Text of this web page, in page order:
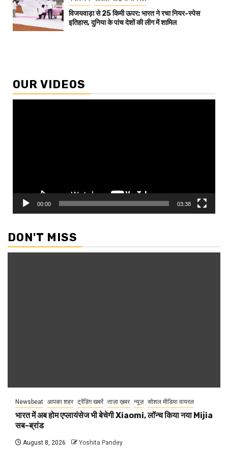
विजयवाड़ा से 25 किमी ऊपर: भारत ने रचा नियर-स्पेस
इतिहास, दुनिया के पांच देशों की लीग में शामिल
OUR VIDEOS
00:00 03:38
DON'T MISS
Newsbeat आपका शहर ट्रेंडिंग खबरें ताज़ा ख़बर न्यूज़ सोशल मीडिया वायरल
भारत में अब होम एप्लायंसेज भी बेचेगी Xiaomi, लॉन्च किया नया Mijia
सब-ब्रांड
August 8, 2026 Yoshita Pandey